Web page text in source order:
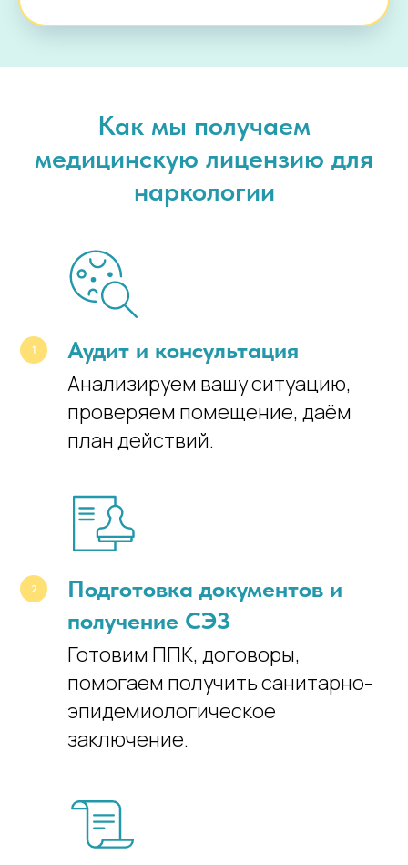
Как мы получаем
медицинскую лицензию для
наркологии
Аудит и консультация
Анализируем вашу ситуацию,
проверяем помещение, даём
план действий.
Подготовка документов и
получение СЭЗ
Готовим ППК, договоры,
помогаем получить санитарно-
эпидемиологическое
заключение.